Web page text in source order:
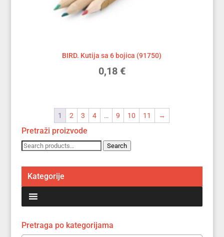
BIRD. Kutija sa 6 bojica (91750)
0,18 €
1 2 3 4 … 9 10 11 →
Pretraži proizvode
Search
Search
Kategorije
Pretraga po kategorijama